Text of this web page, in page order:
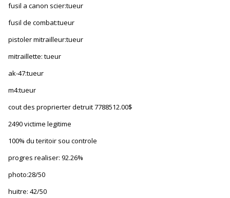
fusil a canon scier:tueur
fusil de combat:tueur
pistoler mitrailleur:tueur
mitraillette: tueur
ak-47:tueur
m4:tueur
cout des proprierter detruit 7788512.00$
2490 victime legitime
100% du teritoir sou controle
progres realiser: 92.26%
photo:28/50
huitre: 42/50